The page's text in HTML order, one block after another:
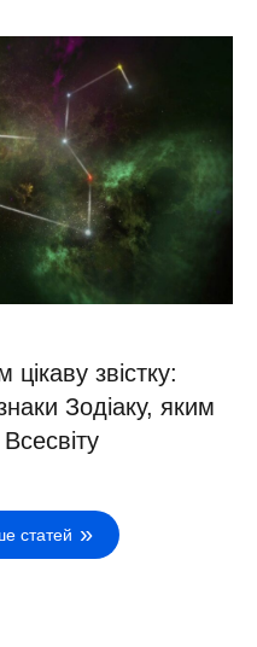
звістку:
Зодіаку, яким
статей